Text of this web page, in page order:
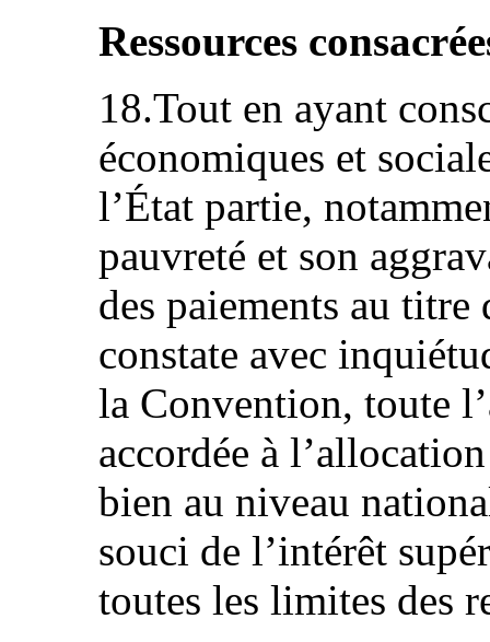
Ressources
18.Tout en ayant
économiques et
l’État partie,
pauvreté et son
des paiements au
constate avec
la Convention, toute
accordée à
bien au niveau
souci de l’intérêt
toutes les limites des